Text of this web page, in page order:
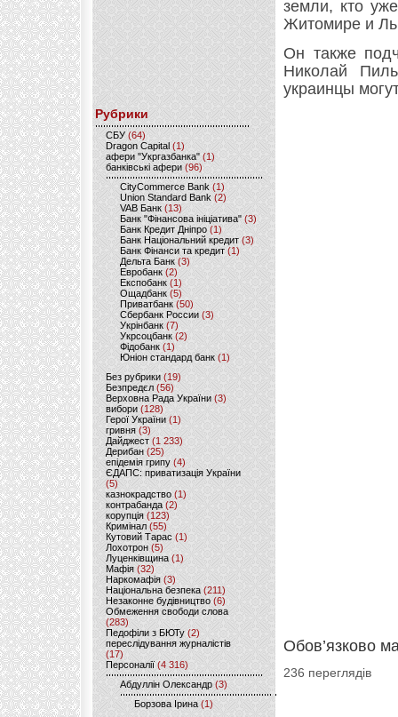
Рубрики
CБУ (64)
Dragon Capital (1)
афери "Укргазбанка" (1)
банківські афери (96)
CityCommerce Bank (1)
Union Standard Bank (2)
VAB Банк (13)
Банк "Фінансова ініціатива" (3)
Банк Кредит Дніпро (1)
Банк Національний кредит (3)
Банк Фінанси та кредит (1)
Дельта Банк (3)
Евробанк(2)
Експобанк (1)
Ощадбанк(5)
Приватбанк (50)
Сбербанк России (3)
Укрінбанк(7)
Укрсоцбанк (2)
Фідобанк (1)
Юніон стандард банк(1)
Без рубрики (19)
Безпредєл(56)
Верховна Рада України (3)
вибори(128)
Герої України(1)
гривня (3)
Дайджест (1 233)
Дерибан (25)
епідемія грипу (4)
ЄДАПС: приватизація України
(5)
казнокрадство (1)
контрабанда (2)
корупція (123)
Кримінал (55)
Кутовий Тарас (1)
Лохотрон(5)
Луценківщина (1)
Мафія (32)
Наркомафія (3)
Національна безпека (211)
Незаконне будівництво(6)
Обмеження свободи слова
(283)
Педофіли з БЮТу (2)
переслідування журналістів
(17)
Персоналії (4 316)
Абдуллін Олександр (3)
Борзова Ірина(1)
земли, кто
Житомире и
Он также
Николай
украинцы
Обов’язково
236 переглядів